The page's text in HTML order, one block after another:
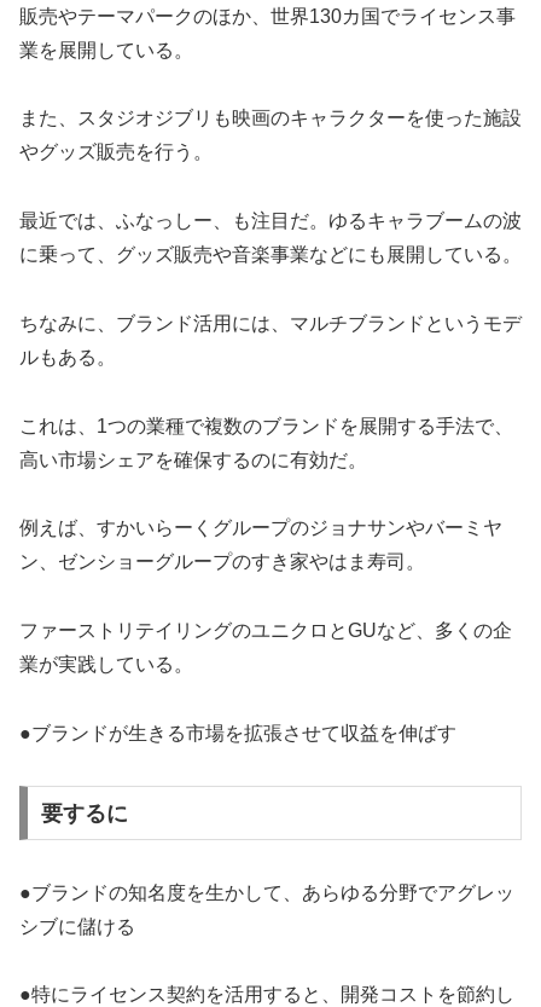
販売やテーマパークのほか、世界130カ国でライセンス事
業を展開している。
また、スタジオジブリも映画のキャラクターを使った施設
やグッズ販売を行う。
最近では、ふなっしー、も注目だ。ゆるキャラブームの波
に乗って、グッズ販売や音楽事業などにも展開している。
ちなみに、ブランド活用には、マルチブランドというモデ
ルもある。
これは、1つの業種で複数のブランドを展開する手法で、
高い市場シェアを確保するのに有効だ。
例えば、すかいらーくグループのジョナサンやバーミヤ
ン、ゼンショーグループのすき家やはま寿司。
ファーストリテイリングのユニクロとGUなど、多くの企
業が実践している。
●ブランドが生きる市場を拡張させて収益を伸ばす
要するに
●ブランドの知名度を生かして、あらゆる分野でアグレッ
シブに儲ける
●特にライセンス契約を活用すると、開発コストを節約し